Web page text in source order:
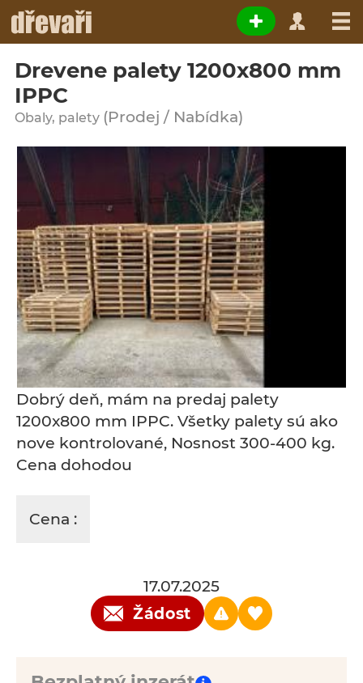
Drevene palety 1200x800 mm
IPPC
Obaly, palety (Prodej / Nabídka)
Dobrý deň, mám na predaj palety
1200x800 mm IPPC. Všetky palety sú ako
nove kontrolované, Nosnost 300-400 kg.
Cena dohodou
Cena :
17.07.2025
Žádost